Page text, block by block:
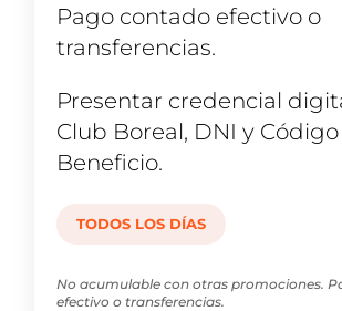
Pago contado efectivo o
transferencias.
Presentar credencial
Club Boreal, DNI y
Beneficio.
TODOS LOS DÍAS
No acumulable con otras promociones.
efectivo o transferencias.